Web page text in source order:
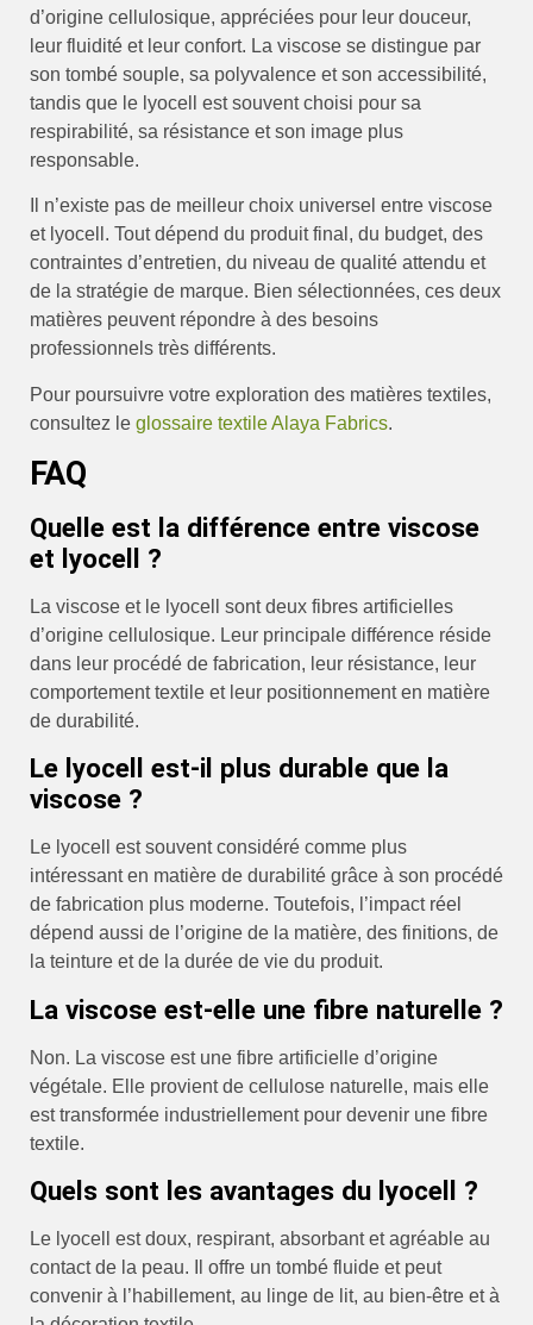
d’origine cellulosique, appréciées pour leur douceur,
leur fluidité et leur confort. La viscose se distingue par
son tombé souple, sa polyvalence et son accessibilité,
tandis que le lyocell est souvent choisi pour sa
respirabilité, sa résistance et son image plus
responsable.
Il n’existe pas de meilleur choix universel entre viscose
et lyocell. Tout dépend du produit final, du budget, des
contraintes d’entretien, du niveau de qualité attendu et
de la stratégie de marque. Bien sélectionnées, ces deux
matières peuvent répondre à des besoins
professionnels très différents.
Pour poursuivre votre exploration des matières textiles,
consultez le glossaire textile Alaya Fabrics.
FAQ
Quelle est la différence entre viscose
et lyocell ?
La viscose et le lyocell sont deux fibres artificielles
d’origine cellulosique. Leur principale différence réside
dans leur procédé de fabrication, leur résistance, leur
comportement textile et leur positionnement en matière
de durabilité.
Le lyocell est-il plus durable que la
viscose ?
Le lyocell est souvent considéré comme plus
intéressant en matière de durabilité grâce à son procédé
de fabrication plus moderne. Toutefois, l’impact réel
dépend aussi de l’origine de la matière, des finitions, de
la teinture et de la durée de vie du produit.
La viscose est-elle une fibre naturelle ?
Non. La viscose est une fibre artificielle d’origine
végétale. Elle provient de cellulose naturelle, mais elle
est transformée industriellement pour devenir une fibre
textile.
Quels sont les avantages du lyocell ?
Le lyocell est doux, respirant, absorbant et agréable au
contact de la peau. Il offre un tombé fluide et peut
convenir à l’habillement, au linge de lit, au bien-être et à